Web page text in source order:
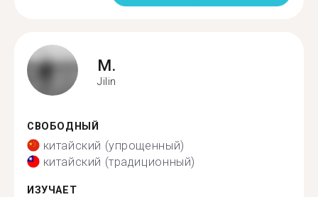
M.
Jilin
СВОБОДНЫЙ
китайский (упрощенный)
китайский (традиционный)
ИЗУЧАЕТ